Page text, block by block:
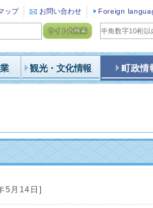
ップ お問い合わせ Foreign
サイト内検索
観光・文化情報 町政情
5月14日]